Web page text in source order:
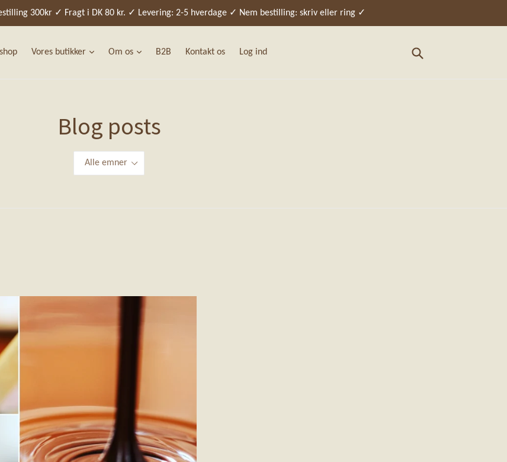
300kr ✓ Fragt i DK 80 kr. ✓ Levering: 2-5 hverdage ✓ Nem bestilling: skriv eller ring ✓
Vores butikker Om os B2B Kontakt os Log ind
Blog posts